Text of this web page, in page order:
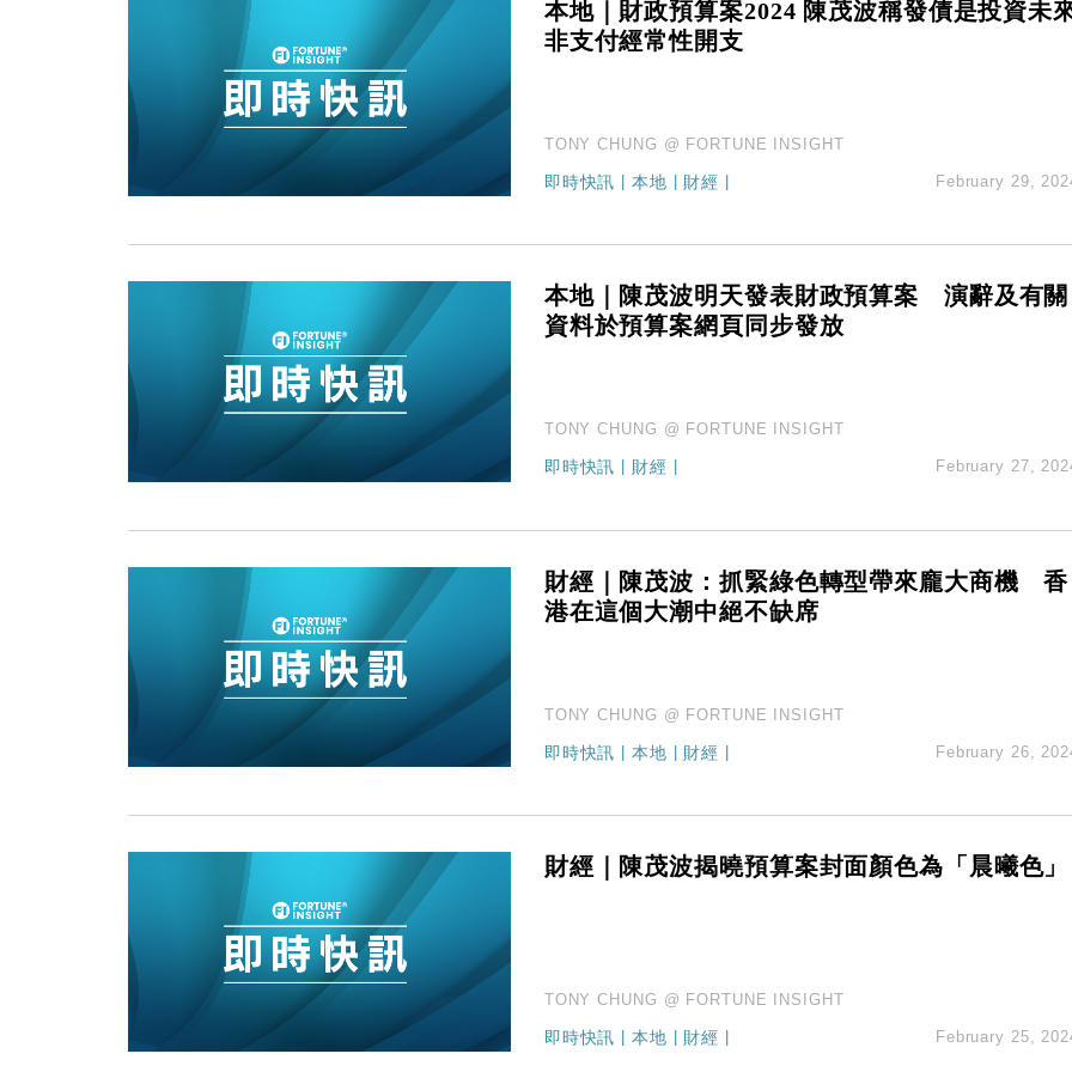
本地｜財政預算案2024 陳茂波稱發債是投資未
非支付經常性開支
TONY CHUNG @ FORTUNE INSIGHT
即時快訊 |本地 財經 February 29,
本地｜陳茂波明天發表財政預算案 演辭及有關
資料於預算案網頁同步發放
TONY CHUNG @ FORTUNE INSIGHT
即時快訊 財經 February 27,
財經｜陳茂波：抓緊綠色轉型帶來龐大商機 香
港在這個大潮中絕不缺席
TONY CHUNG @ FORTUNE INSIGHT
即時快訊 |本地 | 財經 | February 26,
財經｜陳茂波揭曉預算案封面顏色為「晨曦色」
TONY CHUNG @ FORTUNE INSIGHT
即時快訊 |本地 財經 February 25,